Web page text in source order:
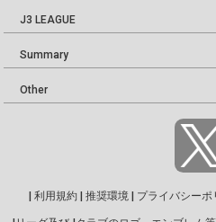
J3 LEAGUE
Summary
Other
利用規約 推奨環境 プライバシーポ